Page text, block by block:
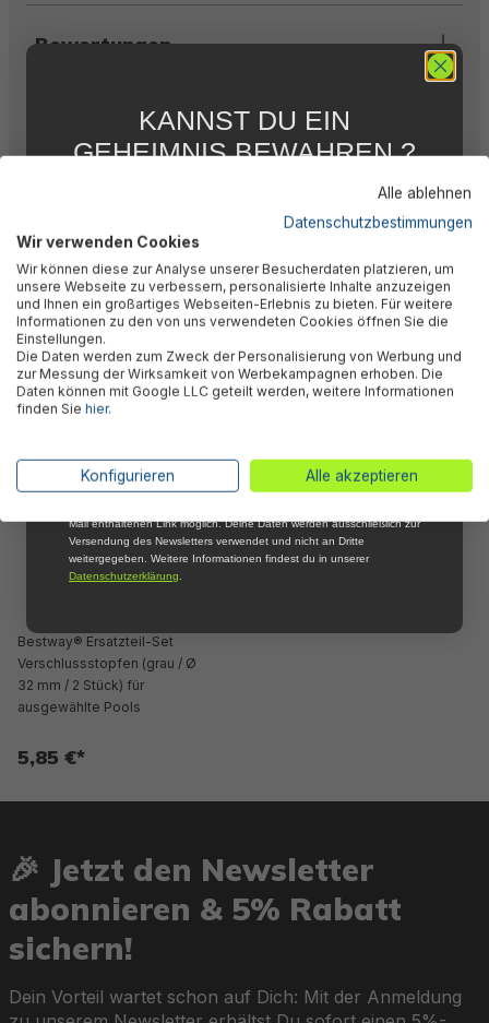
Bewertungen
Technische Daten
Herstellerinformation
Kunden kauften auch
Bestway® Ersatzteil-Set
Verschlussstopfen (grau / Ø
32 mm / 2 Stück) für
ausgewählte Pools
5,85 €*
🎉 Jetzt den Newsletter
abonnieren & 5% Rabatt
sichern!
Dein Vorteil wartet schon auf Dich: Mit der Anmeldung
Alle ablehnen
Datenschutzbestimmungen
Wir verwenden Cookies
Wir können diese zur Analyse unserer Besucherdaten platzieren, um
unsere Webseite zu verbessern, personalisierte Inhalte anzuzeigen
und Ihnen ein großartiges Webseiten-Erlebnis zu bieten. Für weitere
Informationen zu den von uns verwendeten Cookies öffnen Sie die
Einstellungen.
Die Daten werden zum Zweck der Personalisierung von Werbung und
zur Messung der Wirksamkeit von Werbekampagnen erhoben. Die
Daten können mit Google LLC geteilt werden, weitere Informationen
finden Sie hier.
Konfigurieren Alle akzeptieren
KANNST DU EIN
GEHEIMNIS BEWAHREN ?
FÜR DICH
Abonniere jetzt unseren kostenlosen
Newsletter, verpasse keine Neuigkeiten und
Aktionen mehr und sichere Dir 5 %
Willkommensrabatt auf nicht reduzierte Ware
bei Deiner ersten Bestellung !*
Email
*Mit der Anmeldung zum Newsletter stimmst du zu, regelmäßig per E-
Mail über aktuelle Angebote, Aktionen und Produktneuheiten
Mail enthaltenen Link möglich. Deine Daten werden ausschließlich zur
Versendung des Newsletters verwendet und nicht an Dritte
weitergegeben. Weitere Informationen findest du in unserer
Datenschutzerklärung